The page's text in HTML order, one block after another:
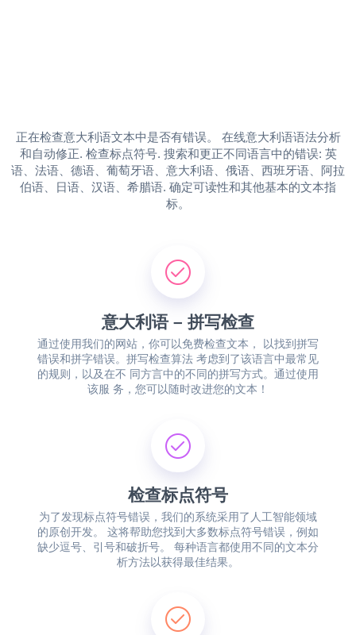
正在检查意大利语文本中是否有错误。 在线意大利语语法分析
和自动修正. 检查标点符号. 搜索和更正不同语言中的错误: 英
语、法语、德语、葡萄牙语、意大利语、俄语、西班牙语、阿拉
伯语、日语、汉语、希腊语. 确定可读性和其他基本的文本指
标。
意大利语 – 拼写检查
通过使用我们的网站，你可以免费检查文本， 以找到拼写
错误和拼字错误。拼写检查算法 考虑到了该语言中最常见
的规则，以及在不 同方言中的不同的拼写方式。通过使用
该服 务，您可以随时改进您的文本！
检查标点符号
为了发现标点符号错误，我们的系统采用了人工智能领域
的原创开发。 这将帮助您找到大多数标点符号错误，例如
缺少逗号、引号和破折号。 每种语言都使用不同的文本分
析方法以获得最佳结果。